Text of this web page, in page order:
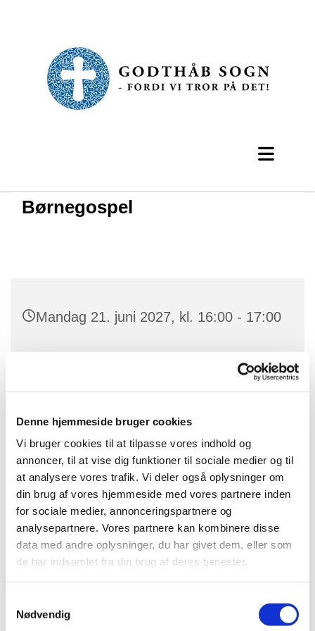
Denne hjemmeside bruger cookies
Vi bruger cookies til at tilpasse vores indhold og
annoncer, til at vise dig funktioner til sociale medier og til
at analysere vores trafik. Vi deler også oplysninger om
din brug af vores hjemmeside med vores partnere inden
for sociale medier, annonceringspartnere og
analysepartnere. Vores partnere kan kombinere disse
data med andre oplysninger, du har givet dem, eller som
de har indsamlet fra din brug af deres tjenester.
Nødvendig
Børnegospel
Mandag 21. juni 2027, kl. 16:00 - 17:00
Du vil måske også kunne lide...